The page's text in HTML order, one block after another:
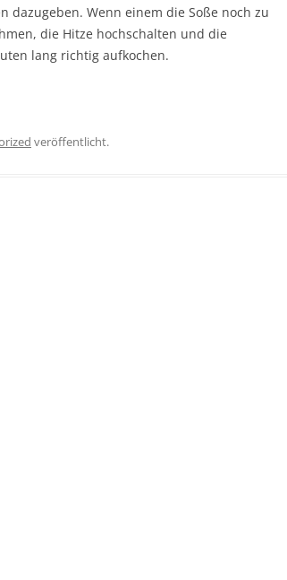
dazugeben. Wenn einem die Soße noch zu
die Hitze hochschalten und die
lang richtig aufkochen.
veröffentlicht.